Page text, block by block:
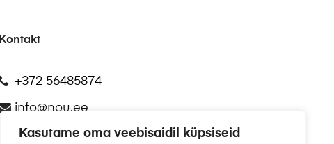
Kasutame oma veebisaidil küpsiseid
Kontakt
+372 56485874
info@nou.ee